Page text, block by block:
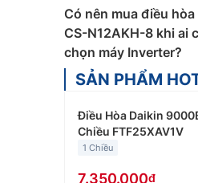
việc nhỏ. Giá bán
Điều hòa Panasonic
khách, phòng làm
Điều hòa Panasonic
hàng hay phòng
Điều hòa Panasonic
phòng họp… Giá
Có nên mua điều
CS-N12AKH-8 khi ai
chọn máy Inverter?
SẢN PHẨM
Điều Hòa Daikin
Chiều FTF25XAV1V
1 Chiều
7.350.000